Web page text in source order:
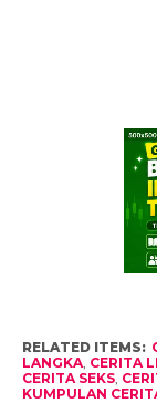
RELATED ITEMS:
LANGKA, CERITA
CERITA SEKS,
KUMPULAN